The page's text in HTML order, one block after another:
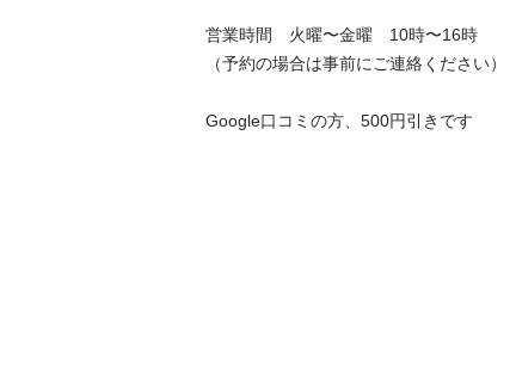
営業時間　火曜〜金曜　10時〜16時
（予約の場合は事前にご連絡ください）
Google口コミの方、500円引きです